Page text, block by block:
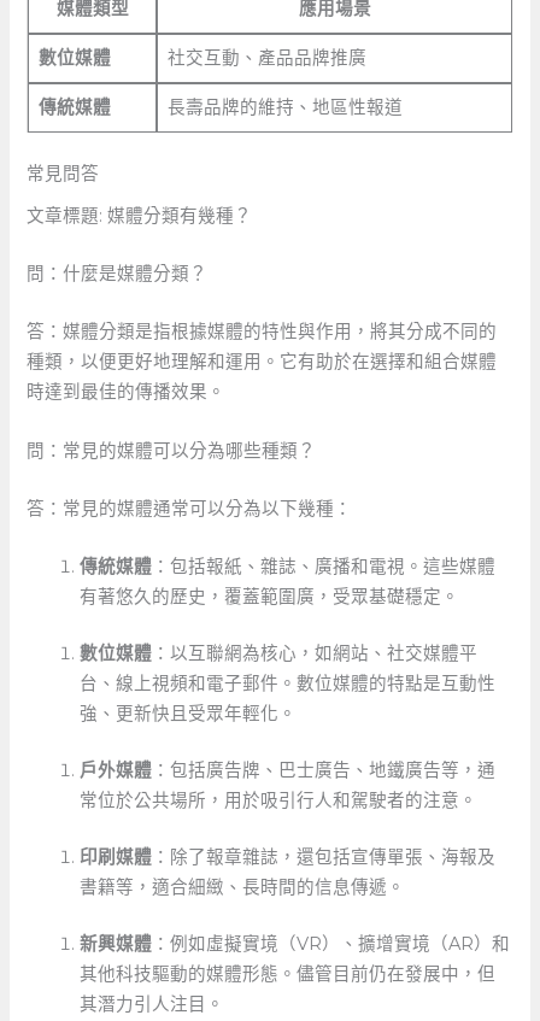
媒體類型 應用場景
數位媒體 社交互動、產品品牌推廣
傳統媒體 長壽品牌的維持、地區性報道
常見問答
文章標題: 媒體分類有幾種？
問：什麼是媒體分類？
答：媒體分類是指根據媒體的特性與作用，將其分成不同的
種類，以便更好地理解和運用。它有助於在選擇和組合媒體
時達到最佳的傳播效果。
問：常見的媒體可以分為哪些種類？
答：常見的媒體通常可以分為以下幾種：
傳統媒體 ：包括報紙、雜誌、廣播和電視。這些媒體
有著悠久的歷史，覆蓋範圍廣，受眾基礎穩定。
數位媒體 ：以互聯網為核心，如網站、社交媒體平
台、線上視頻和電子郵件。數位媒體的特點是互動性
強、更新快且受眾年輕化。
戶外媒體 ：包括廣告牌、巴士廣告、地鐵廣告等，通
常位於公共場所，用於吸引行人和駕駛者的注意。
印刷媒體 ：除了報章雜誌，還包括宣傳單張、海報及
書籍等，適合細緻、長時間的信息傳遞。
新興媒體 ：例如虛擬實境（VR）、擴增實境（AR）和
其他科技驅動的媒體形態。儘管目前仍在發展中，但
其潛力引人注目。